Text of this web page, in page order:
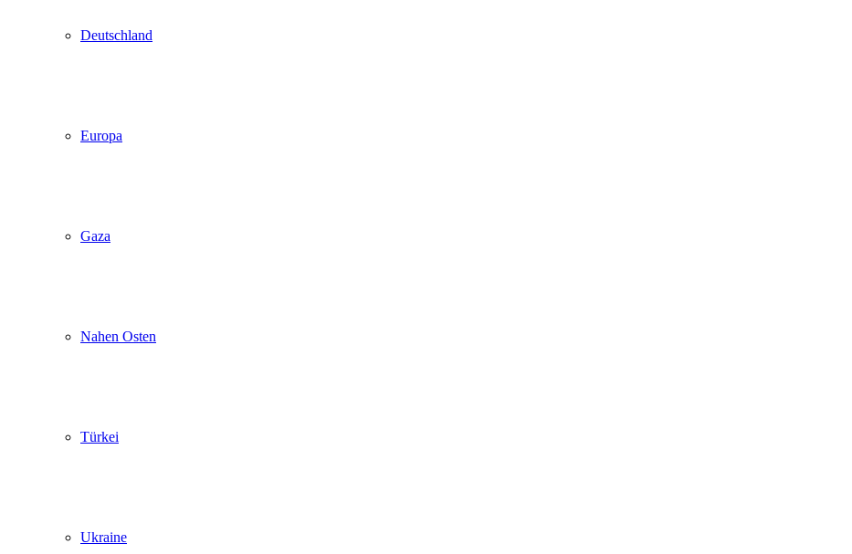
Deutschland
Europa
Gaza
Nahen Osten
Türkei
Ukraine